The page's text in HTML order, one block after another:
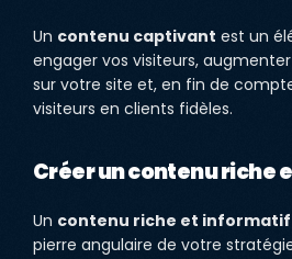
Un contenu captivant est un
engager vos visiteurs,
sur votre site et, en fin de
visiteurs en clients fidèles.
Créer un contenu riche
Un contenu riche et informatif
pierre angulaire de votre